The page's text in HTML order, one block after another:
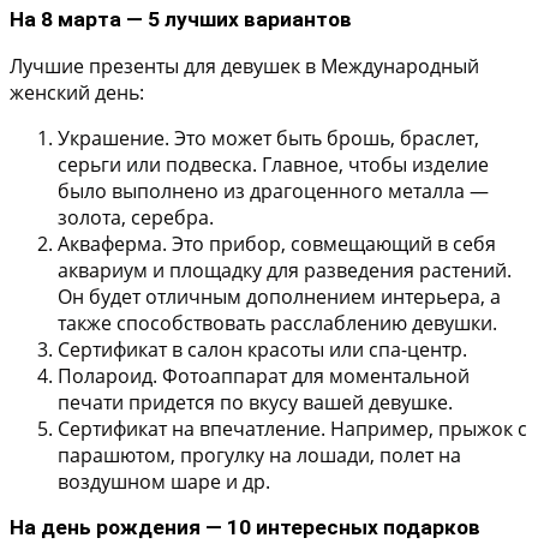
На 8 марта — 5 лучших вариантов
Лучшие презенты для девушек в Международный
женский день:
Украшение. Это может быть брошь, браслет,
серьги или подвеска. Главное, чтобы изделие
было выполнено из драгоценного металла —
золота, серебра.
Акваферма. Это прибор, совмещающий в себя
аквариум и площадку для разведения растений.
Он будет отличным дополнением интерьера, а
также способствовать расслаблению девушки.
Сертификат в салон красоты или спа-центр.
Полароид. Фотоаппарат для моментальной
печати придется по вкусу вашей девушке.
Сертификат на впечатление. Например, прыжок с
парашютом, прогулку на лошади, полет на
воздушном шаре и др.
На день рождения — 10 интересных подарков